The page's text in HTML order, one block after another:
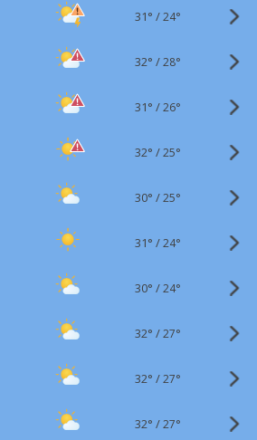
31° /24°
32° /28°
31° /26°
32° /25°
30° /25°
31° /24°
30° /24°
32° /27°
32° /27°
32° /27°